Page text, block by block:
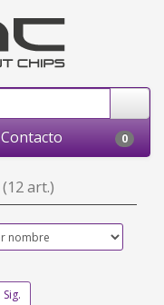
Contacto 0
(12 art.)
Sig.